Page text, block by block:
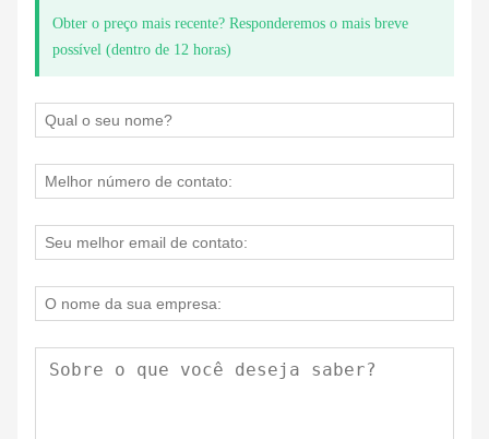
Obter o preço mais recente? Responderemos o mais breve
possível (dentro de 12 horas)